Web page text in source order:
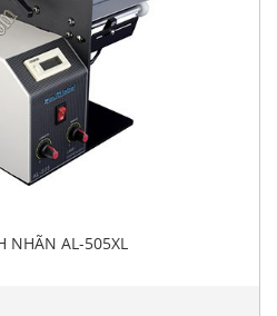
NHÃN AL-505XL